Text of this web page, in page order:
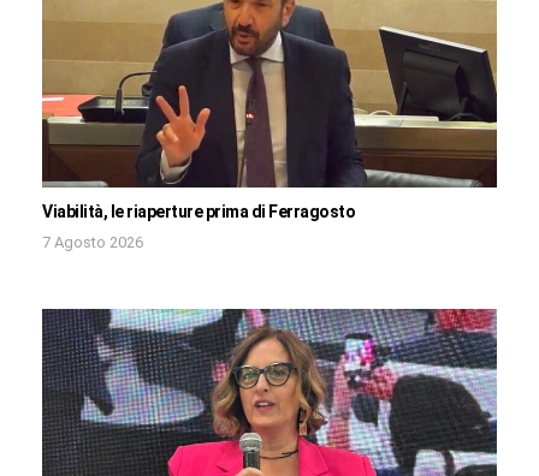
Viabilità, le riaperture prima di Ferragosto
7 Agosto 2026